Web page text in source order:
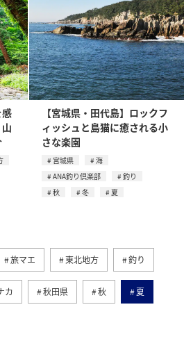
感
【宮城県・田代島】ロックフ
ィッシュと島猫に癒される小
さな楽園
宮城県
海
ANA釣り倶楽部
釣り
秋
冬 夏
旅マエ 東北地方 釣り
カ 秋田県 秋 夏